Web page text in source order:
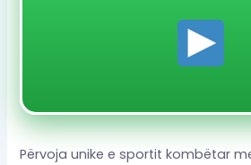
Përvoja unike e sportit kombëtar